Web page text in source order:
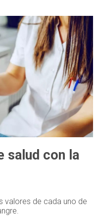
salud con la
valores de cada uno de